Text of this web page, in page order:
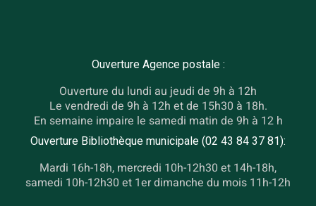
Ouverture Agence postale :
Ouverture du lundi au jeudi de 9h à 12h
Le vendredi de 9h à 12h et de 15h30 à 18h.
En semaine impaire le samedi matin de 9h à 12 h
Ouverture Bibliothèque municipale (02 43 84 37 81):
Mardi 16h-18h, mercredi 10h-12h30 et 14h-18h,
samedi 10h-12h30 et 1er dimanche du mois 11h-12h